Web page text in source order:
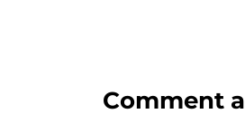
Comment